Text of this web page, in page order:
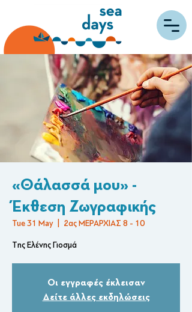
«Θάλασσά μου» -
Έκθεση Ζωγραφικής
Tue 31 May 2ας ΜΕΡΑΡΧΙΑΣ 8 - 10
Tης Ελένης Γιοσμά
Οι εγγραφές έκλεισαν
Δείτε άλλες εκδηλώσεις